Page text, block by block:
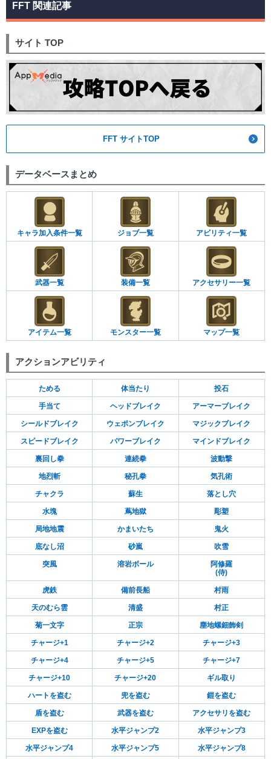
FFT 関連記事
サイト TOP
FFT サイトTOP
データベースまとめ
キャラ加入条件一覧 ジョブ一覧 アビリティ一覧
武器一覧 装備一覧 アクセサリー一覧
アイテム一覧 モンスター一覧 マップ一覧
アクションアビリティ
ためる 体当たり 投石
手当て ヘッドブレイク アーマーブレイク
シールドブレイク ウェポンブレイク マジックブレイク
スピードブレイク パワーブレイク マインドブレイク
裏回し拳 連続拳 波動撃
地烈斬 秘孔拳 気孔術
チャクラ 蘇生 落とし穴
水塊 蔦地獄 彫塑
局地地震 かまいたち 鬼火
底なし沼 砂嵐 吹雪
突風 溶岩ボール
阿修羅
(侍)
虎鉄 備前長船 村雨
天のむら雲 清盛 村正
菊一文字 正宗 塵地螺鈿飾剣
チャージ+1 チャージ+2 チャージ+3
チャージ+4 チャージ+5 チャージ+7
チャージ+10 チャージ+20 ギル取り
ハートを盗む 兜を盗む 鎧を盗む
盾を盗む 武器を盗む アクセサリを盗む
EXPを盗む 水平ジャンプ2 水平ジャンプ3
水平ジャンプ4 水平ジャンプ5 水平ジャンプ8